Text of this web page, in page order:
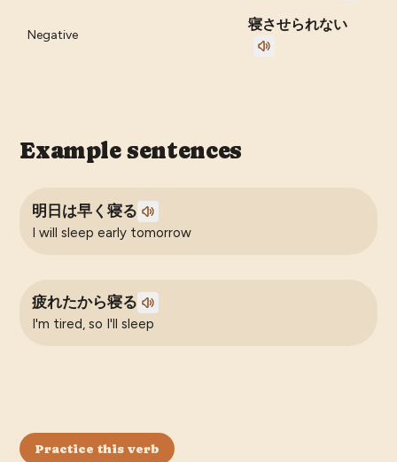
Negative
寝させられない
Example sentences
明日は早く寝る
I will sleep early tomorrow
疲れたから寝る
I'm tired, so I'll sleep
Practice this verb